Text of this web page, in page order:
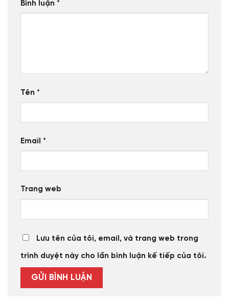
Bình luận *
Tên *
Email *
Trang web
Lưu tên của tôi, email, và trang web trong
trình duyệt này cho lần bình luận kế tiếp của tôi.